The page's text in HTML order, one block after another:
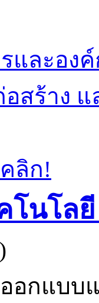
และอง
สร้าง
ลิก!
โนโล
)
กแบบแ